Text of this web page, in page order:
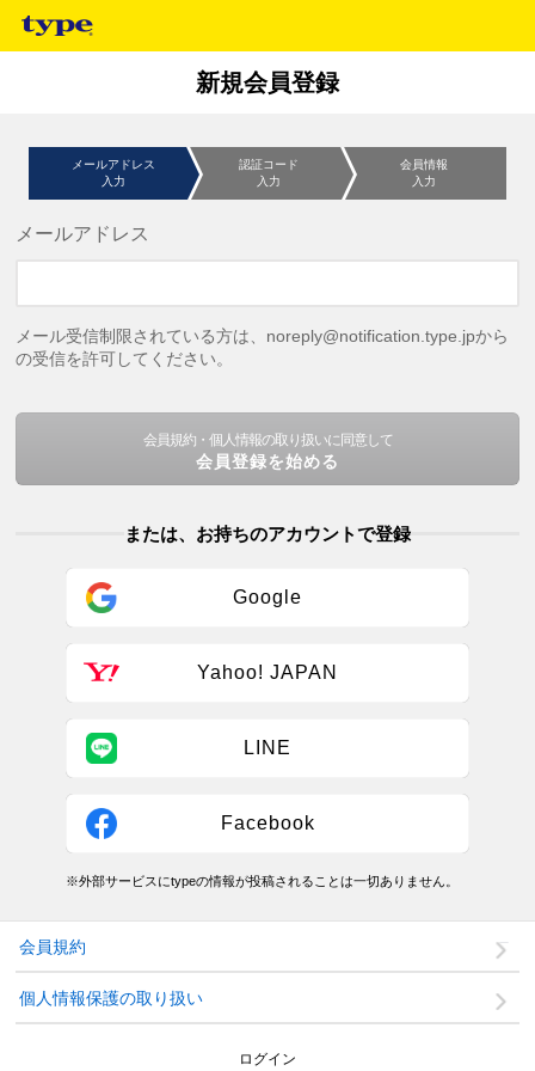
新規会員登録
メールアドレス
入力
認証コード
入力
会員情報
入力
メールアドレス
メール受信制限されている方は、noreply@notification.type.jpから
の受信を許可してください。
会員規約・個人情報の取り扱いに同意して
会員登録を始める
または、お持ちのアカウントで登録
Google
Yahoo! JAPAN
LINE
Facebook
※外部サービスにtypeの情報が投稿されることは一切ありません。
会員規約
個人情報保護の取り扱い
ログイン